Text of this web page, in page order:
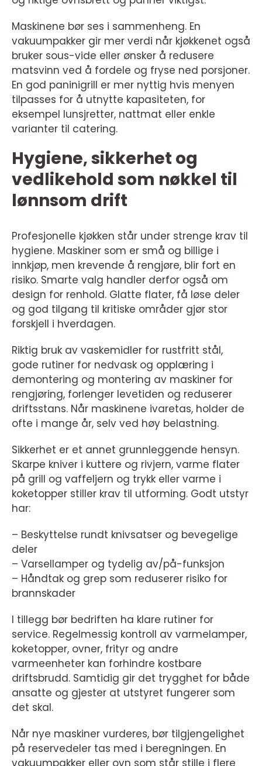
Maskinene bør ses i sammenheng. En
vakuumpakker gir mer verdi når kjøkkenet også
bruker sous-vide eller ønsker å redusere
matsvinn ved å fordele og fryse ned porsjoner.
En god paninigrill er mer nyttig hvis menyen
tilpasses for å utnytte kapasiteten, for
eksempel lunsjretter, nattmat eller enkle
varianter til catering.
Hygiene, sikkerhet og
vedlikehold som nøkkel til
lønnsom drift
Profesjonelle kjøkken står under strenge krav til
hygiene. Maskiner som er små og billige i
innkjøp, men krevende å rengjøre, blir fort en
risiko. Smarte valg handler derfor også om
design for renhold. Glatte flater, få løse deler
og god tilgang til kritiske områder gjør stor
forskjell i hverdagen.
Riktig bruk av vaskemidler for rustfritt stål,
gode rutiner for nedvask og opplæring i
demontering og montering av maskiner for
rengjøring, forlenger levetiden og reduserer
driftsstans. Når maskinene ivaretas, holder de
ofte i mange år, selv ved høy belastning.
Sikkerhet er et annet grunnleggende hensyn.
Skarpe kniver i kuttere og rivjern, varme flater
på grill og vaffeljern og trykk eller varme i
koketopper stiller krav til utforming. Godt utstyr
har:
– Beskyttelse rundt knivsatser og bevegelige
deler
– Varsellamper og tydelig av/på-funksjon
– Håndtak og grep som reduserer risiko for
brannskader
I tillegg bør bedriften ha klare rutiner for
service. Regelmessig kontroll av varmelamper,
koketopper, ovner, frityr og andre
varmeenheter kan forhindre kostbare
driftsbrudd. Samtidig gir det trygghet for både
ansatte og gjester at utstyret fungerer som
det skal.
Når nye maskiner vurderes, bør tilgjengelighet
på reservedeler tas med i beregningen. En
vakuumpakker eller ovn som står stille i flere